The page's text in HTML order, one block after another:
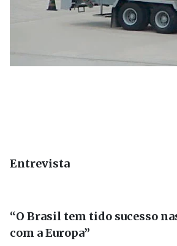
Entrevista
“O Brasil tem tido sucesso
com a Europa”